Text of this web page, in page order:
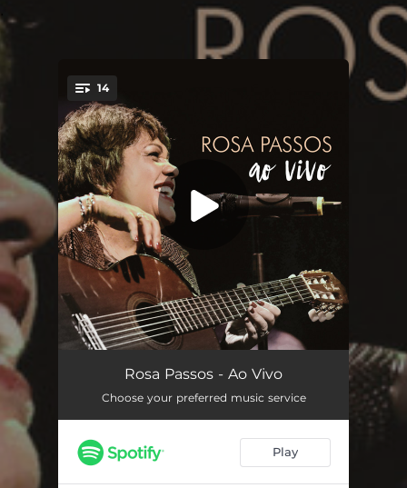
You're all set!
14
Olhos Verdes (Ao Vivo)
Preciso Aprender a Só Ser (Ao Vivo) 05:17
Verbos do Amor (Ao Vivo) 03:31
Rosa Passos - Ao Vivo
Choose your preferred music service
Play